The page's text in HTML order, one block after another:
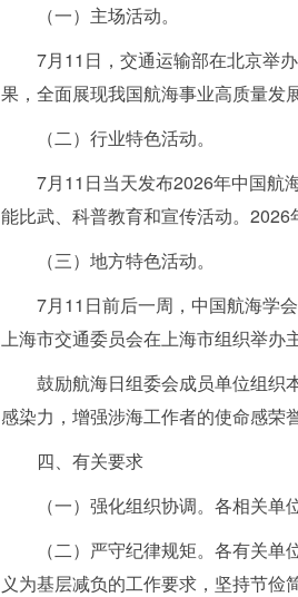
（一）主场活动。
7月11日，交通运输部在北京举
果，全面展现我国航海事业高质量发
（二）行业特色活动。
7月11日当天发布2026年中国航
能比武、科普教育和宣传活动。2026
（三）地方特色活动。
7月11日前后一周，中国航海学
上海市交通委员会在上海市组织举
鼓励航海日组委会成员单位组织
感染力，增强涉海工作者的使命感荣
四、有关要求
（一）强化组织协调。各相关
（二）严守纪律规矩。各有关
义为基层减负的工作要求，坚持节